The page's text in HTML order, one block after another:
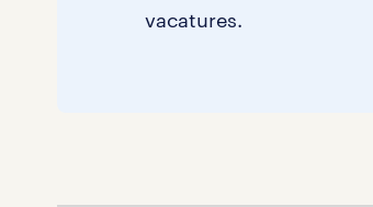
vacatures.